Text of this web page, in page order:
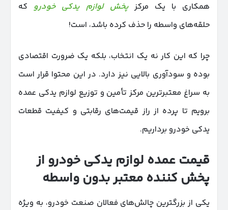
همکاری با یک مرکزپخش لوازم یدکی خودرو که
حلقه‌های واسطه را حذف کرده باشد، است!
چرا که این کار نه یک انتخاب، بلکه یک ضرورت اقتصادی
بوده و سودآوری بالایی نیز دارد. در این محتوا قرار است
به سراغ معتبرترین مرکز تأمین و توزیع لوازم یدکی عمده
برویم تا پرده از راز قیمت‌های رقابتی و کیفیت قطعات
یدکی خودرو برداریم.
قیمت عمده لوازم یدکی خودرو از
پخش کننده معتبر بدون واسطه
یکی از بزرگترین چالش‌های فعالان صنعت خودرو، به ویژه